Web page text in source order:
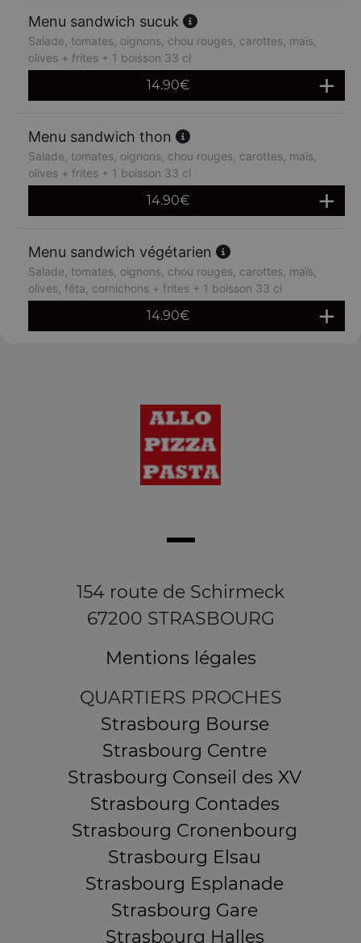
Menu sandwich sucuk
Salade, tomates, oignons, chou rouges, carottes, maïs,
olives + frites + 1 boisson 33 cl
14.90€
Menu sandwich thon
Salade, tomates, oignons, chou rouges, carottes, maïs,
olives + frites + 1 boisson 33 cl
14.90€
Menu sandwich végétarien
Salade, tomates, oignons, chou rouges, carottes, maïs,
olives, fêta, cornichons + frites + 1 boisson 33 cl
14.90€
154 route de Schirmeck
67200 STRASBOURG
Mentions légales
QUARTIERS PROCHES
Strasbourg Bourse
Strasbourg Centre
Strasbourg Conseil des XV
Strasbourg Contades
Strasbourg Cronenbourg
Strasbourg Elsau
Strasbourg Esplanade
Strasbourg Gare
Strasbourg Halles